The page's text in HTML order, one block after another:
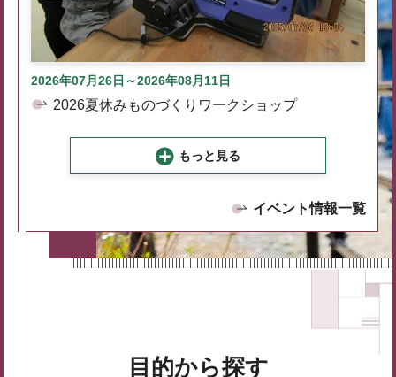
2026年07月26日～2026年08月11日
2026夏休みものづくりワークショップ
もっと見る
イベント情報一覧
目的から探す